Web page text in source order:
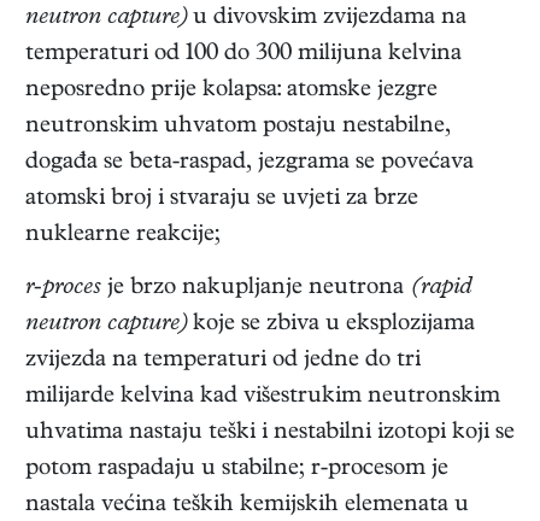
neutron capture)u divovskim zvijezdama na
temperaturi od 100 do 300 milijuna kelvina
neposredno prije kolapsa: atomske jezgre
neutronskim uhvatom postaju nestabilne,
događa se beta-raspad, jezgrama se povećava
atomski broj i stvaraju se uvjeti za brze
nuklearne reakcije;
r-proces je brzo nakupljanje neutrona (rapid
neutron capture)koje se zbiva u eksplozijama
zvijezda na temperaturi od jedne do tri
milijarde kelvina kad višestrukim neutronskim
uhvatima nastaju teški i nestabilni izotopi koji se
potom raspadaju u stabilne; r-procesom je
nastala većina teških kemijskih elemenata u